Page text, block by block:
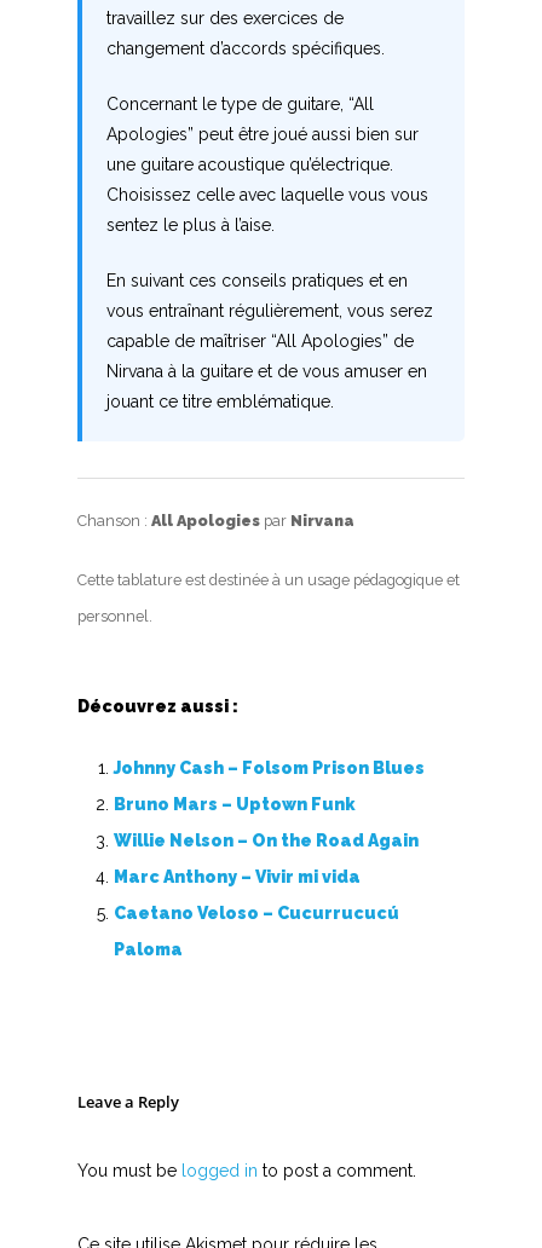
travaillez sur des exercices de
changement d’accords spécifiques.
Concernant le type de guitare, “All
Apologies” peut être joué aussi bien sur
une guitare acoustique qu’électrique.
Choisissez celle avec laquelle vous vous
sentez le plus à l’aise.
En suivant ces conseils pratiques et en
vous entraînant régulièrement, vous serez
capable de maîtriser “All Apologies” de
Nirvana à la guitare et de vous amuser en
jouant ce titre emblématique.
Chanson : All Apologies par Nirvana
Cette tablature est destinée à un usage pédagogique et
personnel.
Découvrez aussi :
Johnny Cash – Folsom Prison Blues
Bruno Mars – Uptown Funk
Willie Nelson – On the Road Again
Marc Anthony – Vivir mi vida
Caetano Veloso – Cucurrucucú
Paloma
Leave a Reply
You must be logged in to post a comment.
S
U
V
X
Y
Z
Nouvelles tabs
Top 100